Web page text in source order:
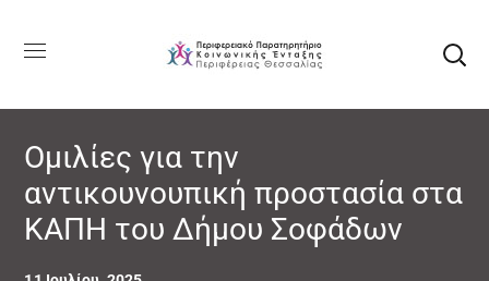
Ομιλίες για την
αντικουνουπική προστασία στα
ΚΑΠΗ του Δήμου Σοφάδων